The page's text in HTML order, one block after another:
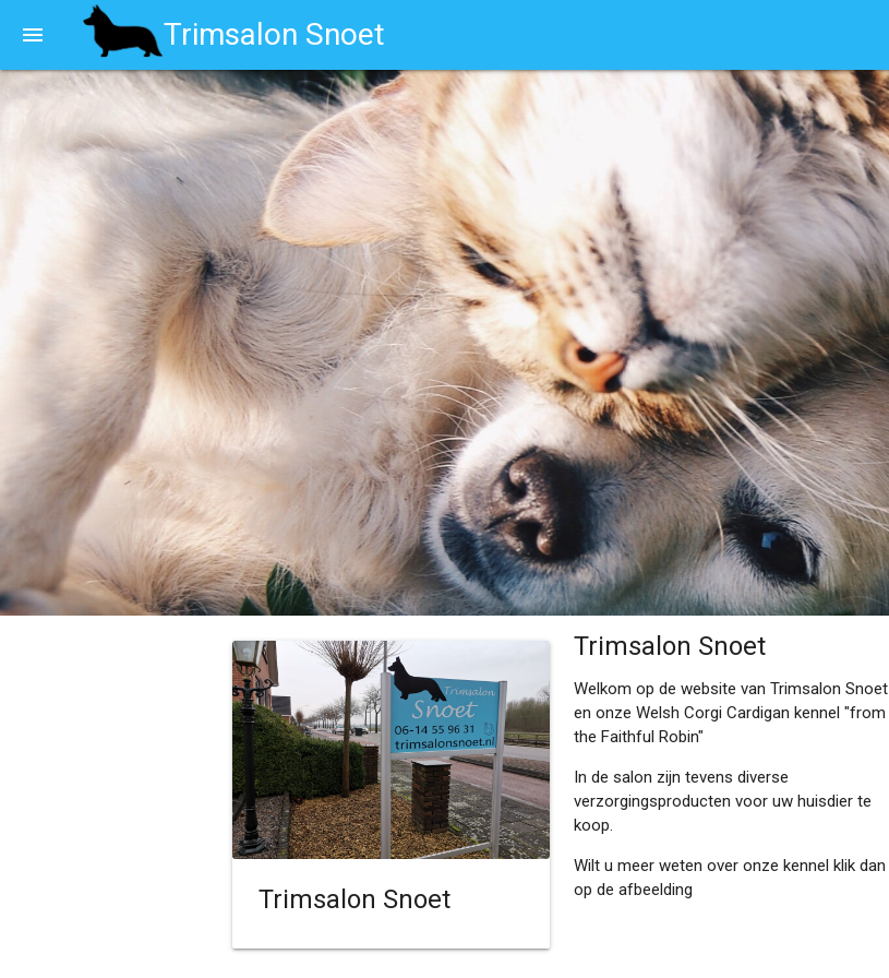
Trimsalon Snoet
menu
Trimsalon Snoet
Trimsalon Snoet
Welkom op de website van Trimsalon Snoet
en onze Welsh Corgi Cardigan kennel "from
the Faithful Robin"
In de salon zijn tevens diverse
verzorgingsproducten voor uw huisdier te
koop.
Wilt u meer weten over onze kennel klik dan
op de afbeelding